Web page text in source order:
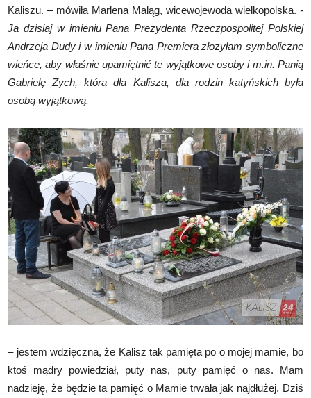
Kaliszu. – mówiła Marlena Maląg, wicewojewoda wielkopolska. -
Ja dzisiaj w imieniu Pana Prezydenta Rzeczpospolitej Polskiej
Andrzeja Dudy i w imieniu Pana Premiera złozyłam symboliczne
wieńce, aby właśnie upamiętnić te wyjątkowe osoby i m.in. Panią
Gabrielę Zych, która dla Kalisza, dla rodzin katyńskich była
osobą wyjątkową.
– jestem wdzięczna, że Kalisz tak pamięta po o mojej mamie, bo
ktoś mądry powiedział, puty nas, puty pamięć o nas. Mam
nadzieję, że będzie ta pamięć o Mamie trwała jak najdłużej. Dziś